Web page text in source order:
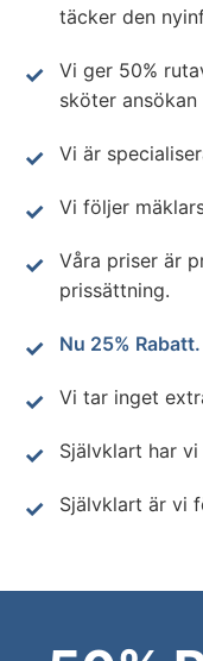
täcker den
Vi ger 50%
sköter
Vi är
Vi följer
Våra priser är
prissättning.
Nu 25% Rabatt.
Vi tar inget
Självklart har
Självklart är vi